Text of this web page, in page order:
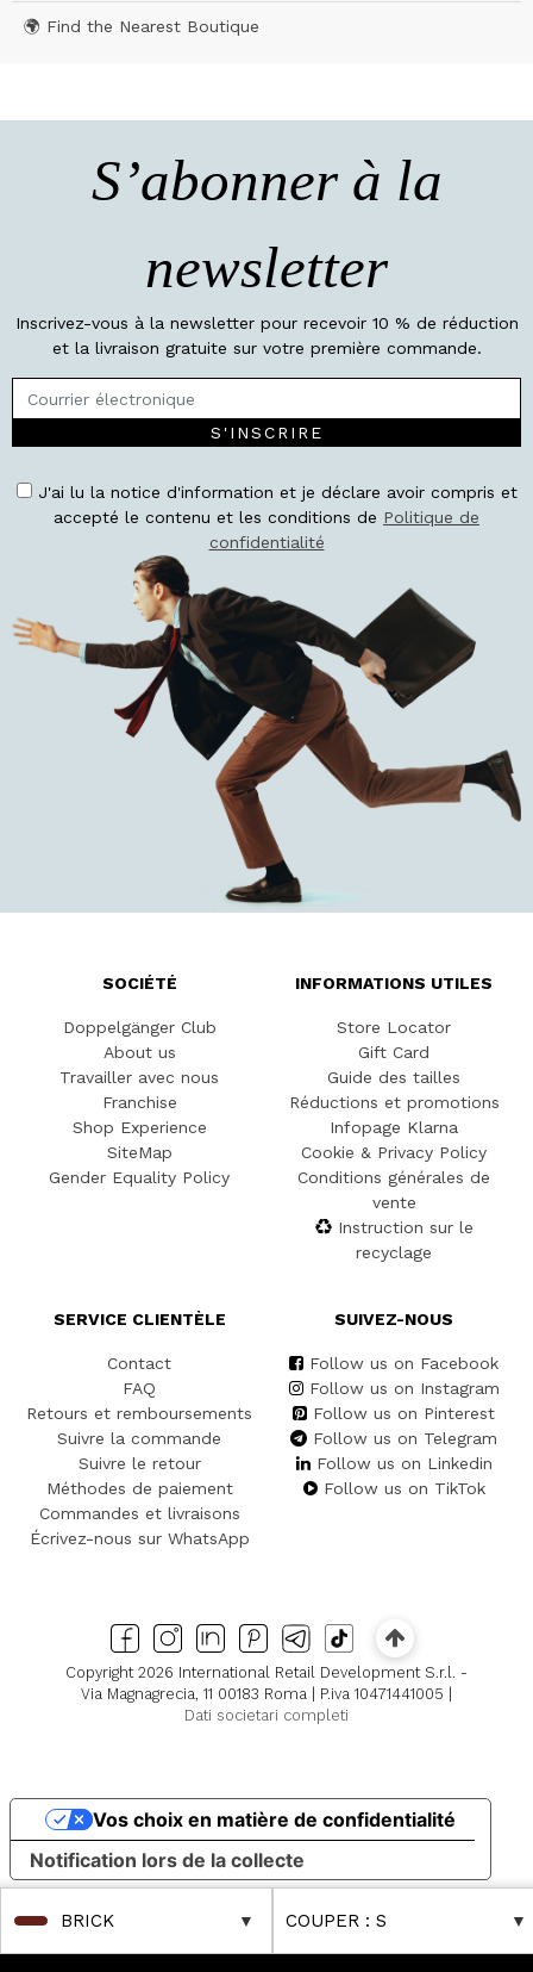
BRICK COUPER : S
🌍 Find the Nearest Boutique
S’abonner à la
newsletter
Inscrivez-vous à la newsletter pour recevoir 10 % de réduction
et la livraison gratuite sur votre première commande.
S'INSCRIRE
J'ai lu la notice d'information et je déclare avoir compris et
accepté le contenu et les conditions de Politique de
confidentialité
SOCIÉTÉ
Doppelgänger Club
About us
Travailler avec nous
Franchise
Shop Experience
SiteMap
Gender Equality Policy
INFORMATIONS UTILES
Store Locator
Gift Card
Guide des tailles
Réductions et promotions
Infopage Klarna
Cookie & Privacy Policy
Conditions générales de
vente
Instruction sur le
recyclage
SERVICE CLIENTÈLE
Contact
FAQ
Retours et remboursements
Suivre la commande
Suivre le retour
Méthodes de paiement
Commandes et livraisons
Écrivez-nous sur WhatsApp
SUIVEZ-NOUS
Follow us on Facebook
Follow us on Instagram
Follow us on Pinterest
Follow us on Telegram
Follow us on Linkedin
Follow us on TikTok
Copyright 2026 International Retail Development S.r.l. -
Via Magnagrecia, 11 00183 Roma | P.iva 10471441005 |
Dati societari completi
Notification lors de la collecte
Vos choix en matière de confidentialité